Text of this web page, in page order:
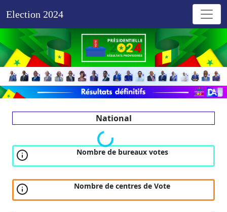
Election 2024
National
Nombre de bureaux votes
Nombre de centres de Vote